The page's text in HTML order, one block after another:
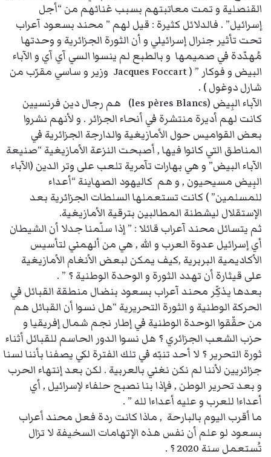
القنصلية و تمت معاتبتهم بسبب غنائهم من “أجل
إسرائيل” . فالدلائل كثيرة : قيل لهم ” محند بسعود آعراب
تحت تأثير جنرال إسرائيلي و أن الثورة الجزائرية و وحدتها
مُهدّدة في صميمها و بالطبع لم ينسوا السي آي آي و الآباء
البيض و فوكار ” ( Jacques Foccart وزير و ساسي مقرّب من
شارل دوغول ) .
الآباء البِيض (les pères Blancs) هم رجال دين فرنسيين
كانت لهم أديرة منتشرة في أنحاء الجزائر . و لأنهم نشروا
بعض القواميس حول الأمازيغية والدارجة الجزائرية في
المناطق التي كانوا فيها , أصبحت النزعة الأمازيغية “صنيعة
الآباء البيض” و هي بهارات تآمرية تلعب على وتر الدين (الآباء
البِيض مسيحيون , و هم كاليهود الصهاينة “أعداء
للمسلمين” ) كانت تستعملها السلطات الجزائرية بعد
الإستقلال ليشطنة المطالبين بترقية الأمازيغية.
ثم يتسائل محند آعراب قائلا : ” إذا سلّمنا جدلا أن الشيطان
أي إسرائيل عدوة العرب و الله , هي من ألهمني لتأسيس
الأكاديمية البربرية ,كيف يمكن لبعض الأنغام الأمازيغية
على قيثارة أن تهدد الثورة و الوحدة الوطنية ؟ ” .
بعدها يذكِّر محند آعراب بسعود بنضال منطقة القبائل في
الحركة الوطنية و الثورة التحريرية “هل نسوا أن القبائل هم
من حقّقوا الوحدة الوطنية في إطار نجم شمال إفريقيا و
حزب الشعب الجزائري ؟ هل نسوا الدور الحاسم للقبائل أثناء
ثورة التحرير ؟ لا أحد تنبّه في تلك الفترة لكي يصفنا بأننا لسنا
جزائريين لأننا لم نكن نغني بالعربية . لكن بعد إنتهاء الحرب
و بعد تحرير الوطن , فإذا بنا نصبح حلفاء لإسرائيل , أي
أعداءا للعرب و عليه أعداءا لله ” .
ما أقرب اليوم بالبارحة , ماذا كانت ردة فعل محند أعراب
بسعود لو علم أن نفس هذه الإتهامات السخيفة لا تزال
تُستعمل سنة 2020 ؟ .